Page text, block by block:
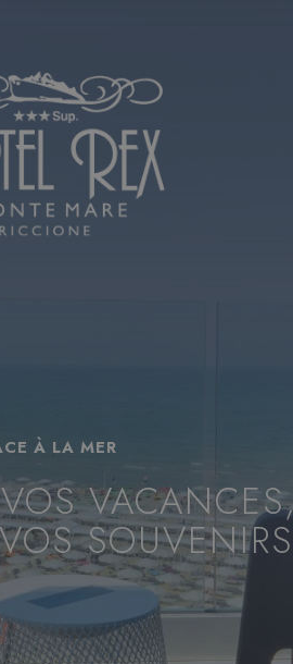
À LA MER
SOUVENIRS